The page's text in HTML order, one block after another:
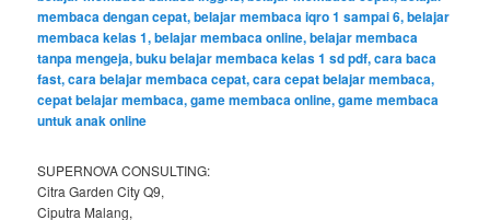
SUPERNOVA CONSULTING:
Citra Garden City Q9,
Ciputra Malang,